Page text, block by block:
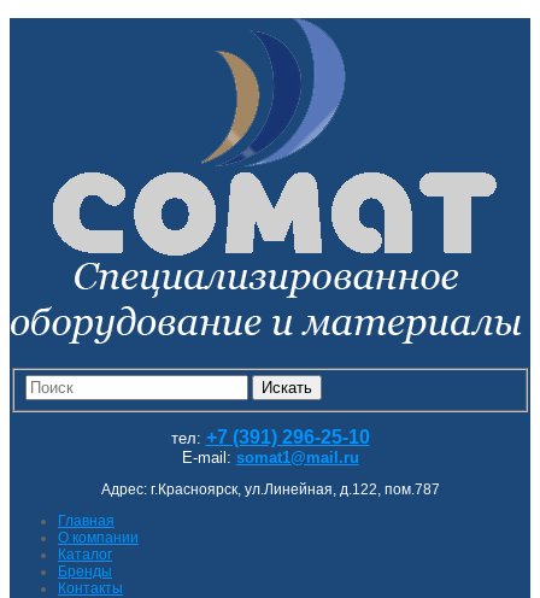
Искать
тел: +7 (391) 296-25-10
E-mail: somat1@mail.ru
Адрес: г.Красноярск, ул.Линейная, д.122, пом.787
Главная
О компании
Каталог
Бренды
Контакты